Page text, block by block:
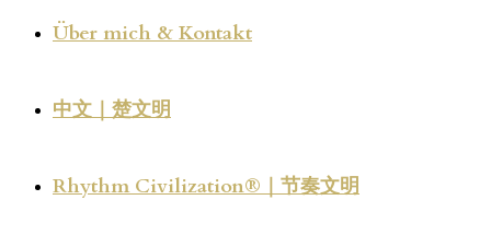
Über mich & Kontakt
中文｜楚文明
Rhythm Civilization®｜节奏文明